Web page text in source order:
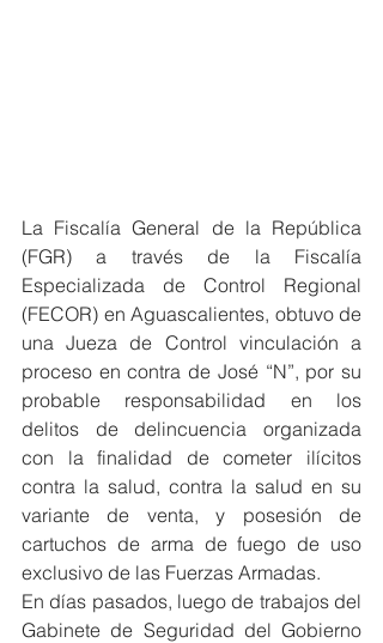
La Fiscalía General de la República
(FGR) a través de la Fiscalía
Especializada de Control Regional
(FECOR) en Aguascalientes, obtuvo de
una Jueza de Control vinculación a
proceso en contra de José “N”, por su
probable responsabilidad en los
delitos de delincuencia organizada
con la finalidad de cometer ilícitos
contra la salud, contra la salud en su
variante de venta, y posesión de
cartuchos de arma de fuego de uso
exclusivo de las Fuerzas Armadas.
En días pasados, luego de trabajos del
Gabinete de Seguridad del Gobierno